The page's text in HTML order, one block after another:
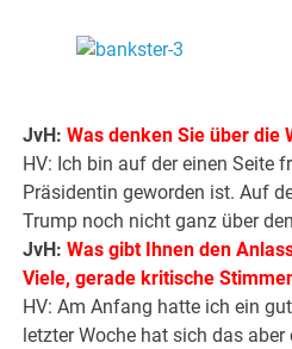
JvH:Was denken Sie über die
HV: Ich bin auf der einen Seite
Präsidentin geworden ist. Auf
Trump noch nicht ganz über
JvH:Was gibt Ihnen den
Viele, gerade kritische
HV: Am Anfang hatte ich ein
letzter Woche hat sich das